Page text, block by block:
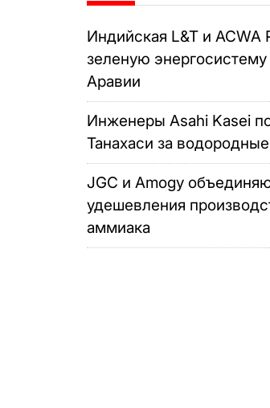
Индийская L&T и ACWA
зеленую
Аравии
Инженеры Asahi Kasei
Танахаси за
JGC и Amogy
удешевления
аммиака